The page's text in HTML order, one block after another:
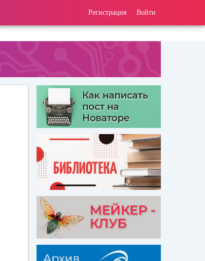
Регистрация Войти